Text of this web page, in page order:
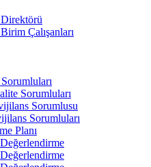
Çalışanları
Sorumluları
Sorumlusu
Sorumluları
Planı